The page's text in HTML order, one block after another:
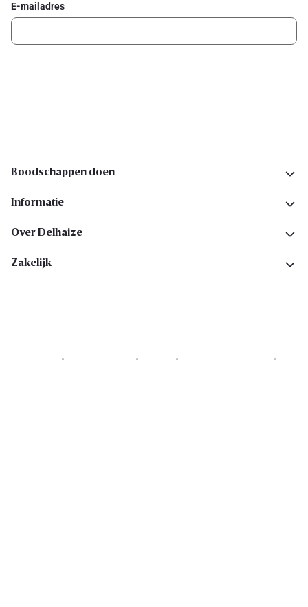
E-mailadres
Boodschappen doen
Informatie
Over Delhaize
Zakelijk